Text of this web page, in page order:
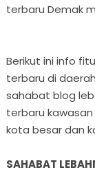
terbaru Demak
Berikut ini info
terbaru di
sahabat blog
terbaru
kota besar dan
SAHABAT